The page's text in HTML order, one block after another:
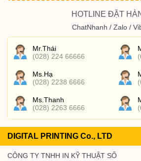
HOTLINE ĐẶT
ChatNhanh / Zalo /
Mr.Thái
(028) 224 66666
Ms.Hạ
(028) 2238 6666
Ms.Thanh
(028) 2263 6666
DIGITAL PRINTING Co., LTD
CÔNG TY TNHH IN KỸ THUẬT SỐ